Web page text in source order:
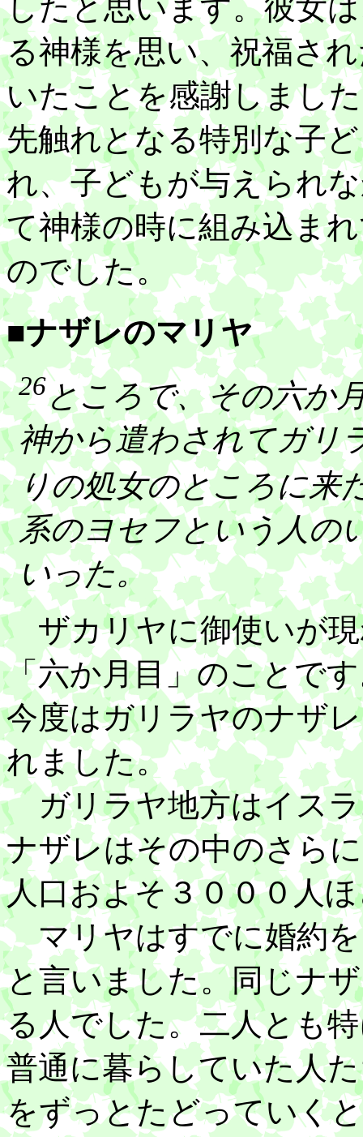
したと思います。彼女
る神様を思い、祝福さ
いたことを感謝しまし
先触れとなる特別な子
れ、子どもが与えられ
て神様の時に組み込ま
のでした。
■ナザレのマリヤ
26ところで、その六か
神から遣わされてガリ
りの処女のところに来
系のヨセフという人の
いった。
ザカリヤに御使いが現
「六か月目」のことで
今度はガリラヤのナザ
れました。
ガリラヤ地方はイスラ
ナザレはその中のさら
人口およそ３０００人
マリヤはすでに婚約を
と言いました。同じナ
る人でした。二人とも
普通に暮らしていた人
をずっとたどっていく